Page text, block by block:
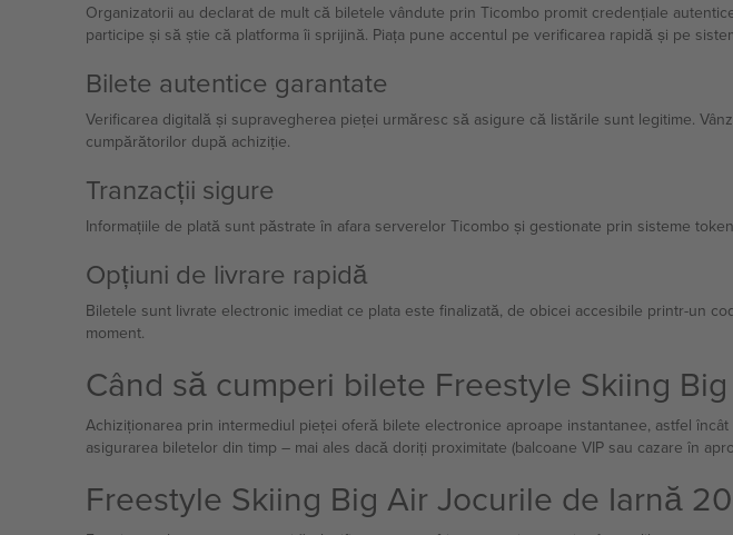
Organizatorii au declarat de mult că biletele vândute prin Ticombo promit credențiale
participe și să știe că platforma îi sprijină. Piața pune accentul pe verificarea rapidă și pe
Bilete autentice garantate
Verificarea digitală și supravegherea pieței urmăresc să asigure că listările sunt legitime.
cumpărătorilor după achiziție.
Tranzacții sigure
Informațiile de plată sunt păstrate în afara serverelor Ticombo și gestionate prin sisteme
Opțiuni de livrare rapidă
Biletele sunt livrate electronic imediat ce plata este finalizată, de obicei accesibile printr-un
moment.
Când să cumperi bilete Freestyle Skiing
Achiziționarea prin intermediul pieței oferă bilete electronice aproape instantanee, astfel
asigurarea biletelor din timp – mai ales dacă doriți proximitate (balcoane VIP sau cazare în
Freestyle Skiing Big Air Jocurile de Iarnă